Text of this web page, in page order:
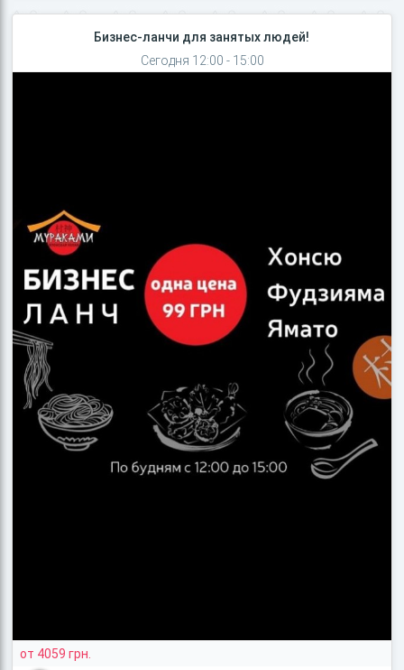
Бизнес-ланчи для занятых людей!
Сегодня 12:00 - 15:00
от 4059 грн.